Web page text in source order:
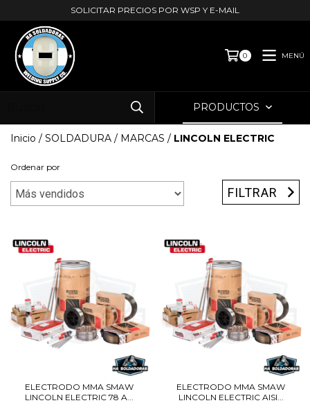
SOLICITAR PRECIOS POR WSP Y E-MAIL
0 MENÚ
PRODUCTOS
Inicio / SOLDADURA / MARCAS / LINCOLN ELECTRIC
Ordenar por
FILTRAR
ELECTRODO MMA SMAW
LINCOLN ELECTRIC 78 A...
ELECTRODO MMA SMAW
LINCOLN ELECTRIC AISI...